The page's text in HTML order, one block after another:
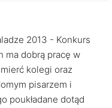
2013 - Konkurs
ma dobrą pracę w
kolegi oraz
pisarzem i
poukładane dotąd